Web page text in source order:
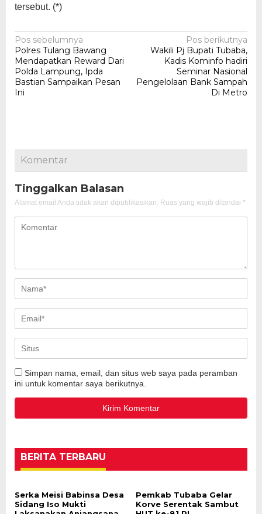
tersebut. (*)
Navigasi
pos
Pos sebelumnya
Polres Tulang Bawang
Mendapatkan Reward Dari
Polda Lampung, Ipda
Bastian Sampaikan Pesan
Ini
Pos berikutnya
Wakili Pj Bupati Tubaba,
Kadis Kominfo hadiri
Seminar Nasional
Pengelolaan Bank Sampah
Di Metro
Komentar
Tinggalkan Balasan
Alamat email Anda tidak akan dipublikasikan. Ruas yang wajib ditandai *
Simpan nama, email, dan situs web saya pada peramban
ini untuk komentar saya berikutnya.
BERITA TERBARU
Serka Meisi Babinsa Desa
Sidang Iso Mukti
Pemkab Tubaba Gelar
Korve Serentak Sambut